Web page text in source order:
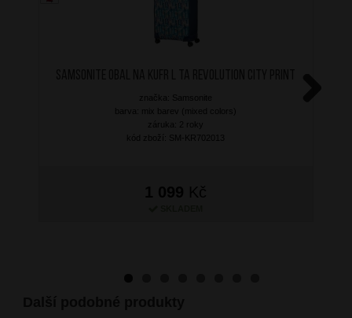
značka: Samsonite
barva: mix barev (mixed colors)
záruka: 2 roky
kód zboží: SM-KR702013